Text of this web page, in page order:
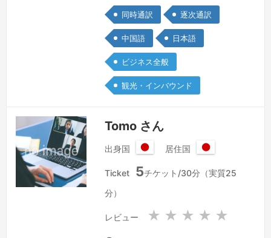
は化学系の貿易会社に勤務し、中国・台
湾・日本企業間のやり取りや通訳業務に
携わっております。前職では百貨店の免
税カウンターにて中国語対応を担当し、
接客・買い物サポートを行っておりまし
た。展示会でのの通訳経験もあり、現場
市役所…続きを見る »
同時通訳 逐次通訳
中国語 日本語
ビジネス全般
観光・インバウンド
Tomo さん
出身国
本
居住国
本
Ticket 5チケット/30分（実質25
分）
レビュー ★ ★ ★ ★ ★